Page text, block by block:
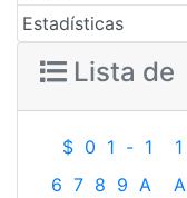
Estadísticas
Lista de
$ 0 1 - 1 1
6 7 8 9 A A